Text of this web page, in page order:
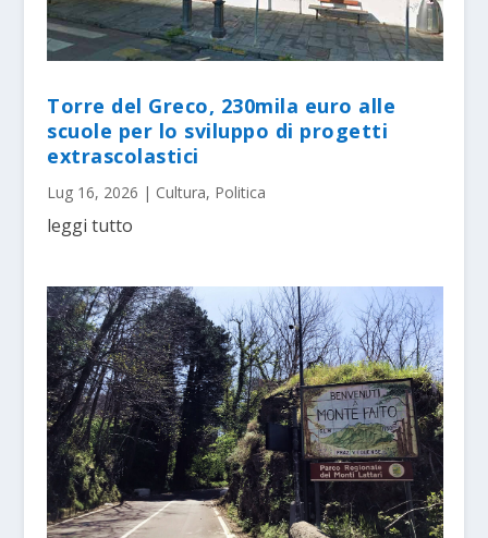
Torre del Greco, 230mila euro alle
scuole per lo sviluppo di progetti
extrascolastici
Lug 16, 2026 | Cultura, Politica
leggi tutto